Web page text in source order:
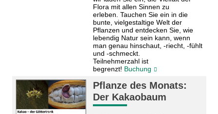
Flora mit allen Sinnen zu
erleben. Tauchen Sie ein in die
bunte, vielgestaltige Welt der
Pflanzen und entdecken Sie, wie
lebendig Natur sein kann, wenn
man genau hinschaut, -riecht, -fühlt
und -schmeckt.
Teilnehmerzahl ist
begrenzt! Buchung
Pflanze des Monats:
Der Kakaobaum